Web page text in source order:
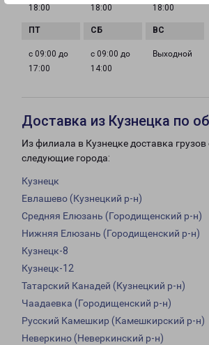
18:00 18:00 18:00
с 09:00 до
17:00
с 09:00 до
14:00
Выходной
Доставка из Кузнецка по
Из филиала в Кузнецке доставка
следующие города:
Кузнецк
Евлашево (Кузнецкий р-н)
Средняя Елюзань (Городищенский р-н)
Нижняя Елюзань (Городищенский р-н)
Кузнецк-8
Кузнецк-12
Татарский Канадей (Кузнецкий р-н)
Чаадаевка (Городищенский р-н)
Русский Камешкир (Камешкирский р-н)
Неверкино (Неверкинский р-н)